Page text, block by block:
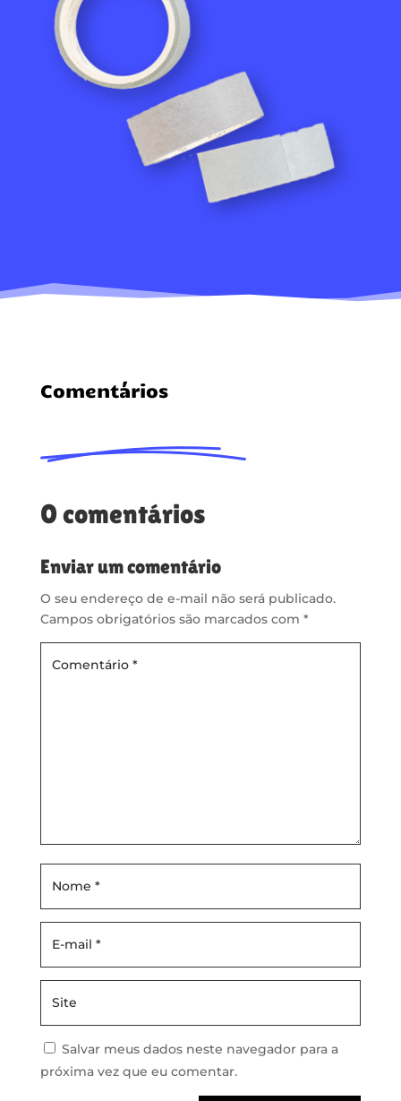
Comentários
0 comentários
Enviar um comentário
O seu endereço de e-mail não será publicado.
Campos obrigatórios são marcados com *
Salvar meus dados neste navegador para a
próxima vez que eu comentar.